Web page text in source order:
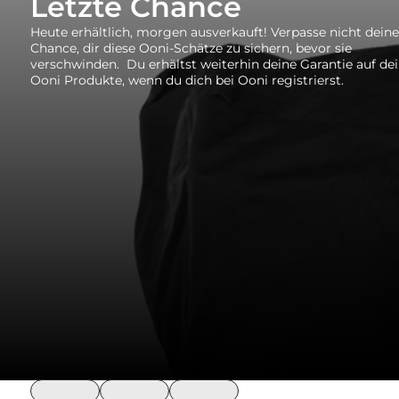
Heute erhältlich, morgen ausverkauft! Verpasse nicht deine
Chance, dir diese Ooni-Schätze zu sichern, bevor sie
verschwinden. Du erhältst weiterhin deineGarantieauf
Ooni Produkte, wenn du dich bei Ooni registrierst.
loading loading loading